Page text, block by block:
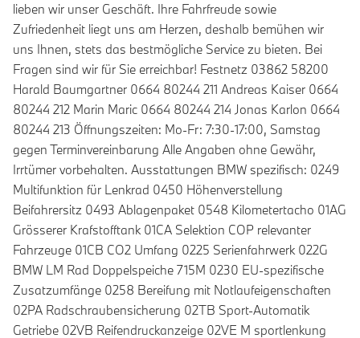
lieben wir unser Geschäft. Ihre Fahrfreude sowie
Zufriedenheit liegt uns am Herzen, deshalb bemühen wir
uns Ihnen, stets das bestmögliche Service zu bieten. Bei
Fragen sind wir für Sie erreichbar! Festnetz 03862 58200
Harald Baumgartner 0664 80244 211 Andreas Kaiser 0664
80244 212 Marin Maric 0664 80244 214 Jonas Karlon 0664
80244 213 Öffnungszeiten: Mo-Fr: 7:30-17:00, Samstag
gegen Terminvereinbarung Alle Angaben ohne Gewähr,
Irrtümer vorbehalten. Ausstattungen BMW spezifisch: 0249
Multifunktion für Lenkrad 0450 Höhenverstellung
Beifahrersitz 0493 Ablagenpaket 0548 Kilometertacho 01AG
Grösserer Krafstofftank 01CA Selektion COP relevanter
Fahrzeuge 01CB CO2 Umfang 0225 Serienfahrwerk 022G
BMW LM Rad Doppelspeiche 715M 0230 EU-spezifische
Zusatzumfänge 0258 Bereifung mit Notlaufeigenschaften
02PA Radschraubensicherung 02TB Sport-Automatik
Getriebe 02VB Reifendruckanzeige 02VE M sportlenkung